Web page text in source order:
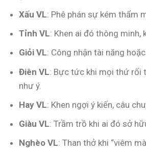
Xấu VL: Phê phán sự kém thẩm
Tỉnh VL: Khen ai đó thông minh,
Giỏi VL: Công nhận tài năng
Điên VL: Bực tức khi mọi thứ rối
như ý.
Hay VL: Khen ngợi ý kiến, câu
Giàu VL: Trầm trồ khi ai đó sở
Nghèo VL: Than thở khi “viêm